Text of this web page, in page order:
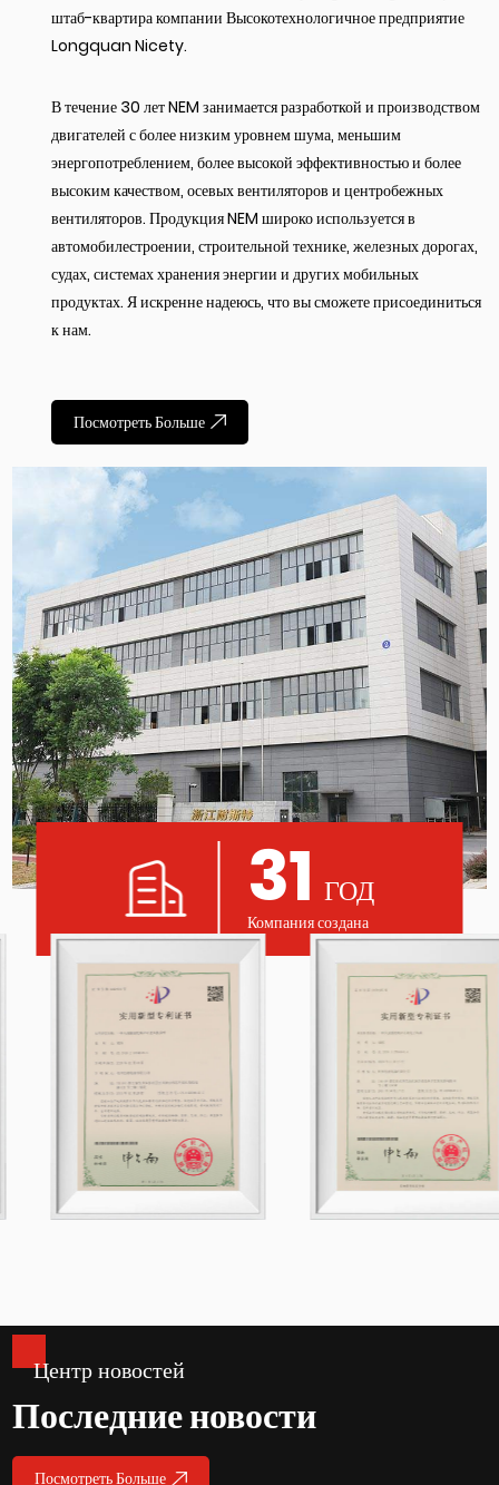
штаб-квартира компании Высокотехнологичное предприятие
Longquan Nicety.
В течение 30 лет NEM занимается разработкой и производством
двигателей с более низким уровнем шума, меньшим
энергопотреблением, более высокой эффективностью и более
высоким качеством, осевых вентиляторов и центробежных
вентиляторов. Продукция NEM широко используется в
автомобилестроении, строительной технике, железных дорогах,
судах, системах хранения энергии и других мобильных
продуктах. Я искренне надеюсь, что вы сможете присоединиться
к нам.
Посмотреть Больше
31 ГОД
Компания создана
Центр новостей
Последние новости
Посмотреть Больше